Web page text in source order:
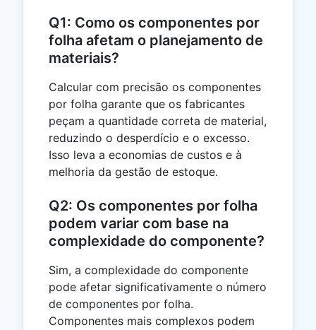
Q1: Como os componentes por
folha afetam o planejamento de
materiais?
Calcular com precisão os componentes
por folha garante que os fabricantes
peçam a quantidade correta de material,
reduzindo o desperdício e o excesso.
Isso leva a economias de custos e à
melhoria da gestão de estoque.
Q2: Os componentes por folha
podem variar com base na
complexidade do componente?
Sim, a complexidade do componente
pode afetar significativamente o número
de componentes por folha.
Componentes mais complexos podem